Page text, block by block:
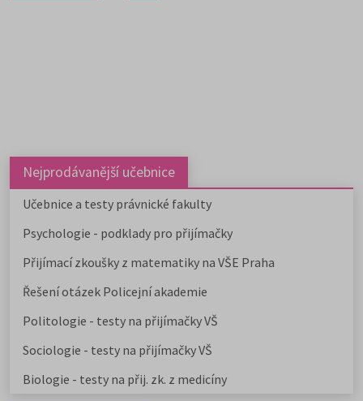
Nejprodávanější učebnice
Učebnice a testy právnické fakulty
Psychologie - podklady pro přijímačky
Přijímací zkoušky z matematiky na VŠE Praha
Řešení otázek Policejní akademie
Politologie - testy na přijímačky VŠ
Sociologie - testy na přijímačky VŠ
Biologie - testy na přij. zk. z medicíny